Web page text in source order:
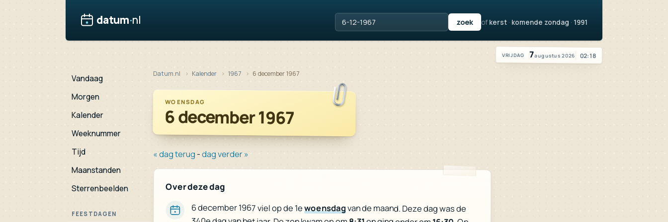
datum·nl
Vandaag is het vrijdag 7 augustus 2026
VRIJDAG 7augustus 2026 02:18
Vandaag
Morgen
Kalender
Weeknummer
Tijd
Maanstanden
Sterrenbeelden
FEESTDAGEN
Datum.nl Kalender 1967 6 december 1967
WOENSDAG
6 december 1967
« dag terug -dag verder »
Over deze dag
6 december 1967 viel op de 1ewoensdagvan de maand. Deze dag was de
of kerst · komende zondag · 1991